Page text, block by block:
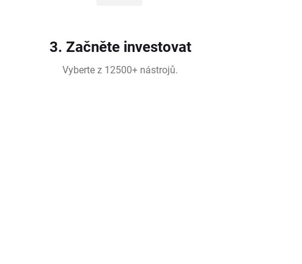
3. Začněte investovat
Vyberte z 12500+ nástrojů.